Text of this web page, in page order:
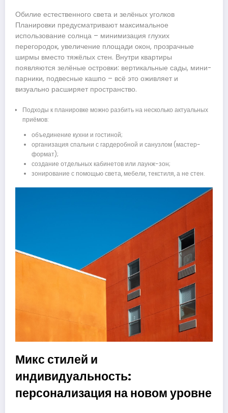
Обилие естественного света и зелёных уголков
Планировки предусматривают максимальное
использование солнца – минимизация глухих
перегородок, увеличение площади окон, прозрачные
ширмы вместо тяжёлых стен. Внутри квартиры
появляются зелёные островки: вертикальные сады, мини-
парники, подвесные кашпо – всё это оживляет и
визуально расширяет пространство.
Подходы к планировке можно разбить на несколько актуальных
приёмов:
объединение кухни и гостиной;
организация спальни с гардеробной и санузлом (мастер-
формат);
создание отдельных кабинетов или лаунж-зон;
зонирование с помощью света, мебели, текстиля, а не стен.
Микс стилей и
индивидуальность:
персонализация на новом уровне